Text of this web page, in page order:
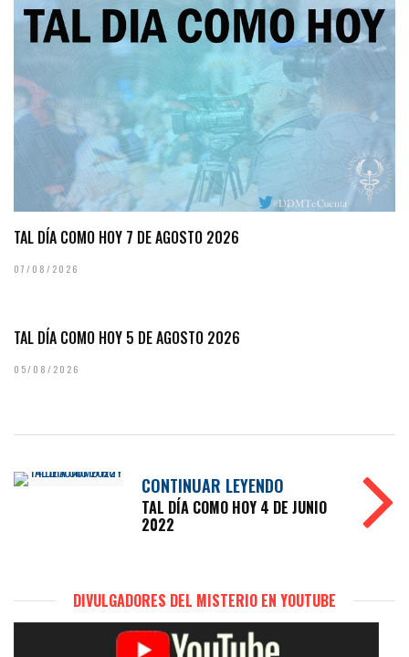
TAL DÍA COMO HOY 7 DE AGOSTO 2026
07/08/2026
TAL DÍA COMO HOY 5 DE AGOSTO 2026
05/08/2026
CONTINUAR LEYENDO
TAL DÍA COMO HOY 4 DE JUNIO
2022
DIVULGADORES DEL MISTERIO EN YOUTUBE